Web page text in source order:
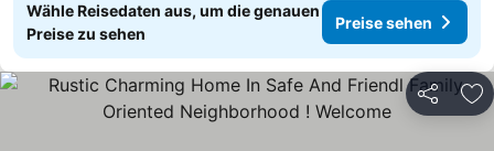
Wähle Reisedaten aus, um die genauen
Preise zu sehen
Preise sehen
Teilen